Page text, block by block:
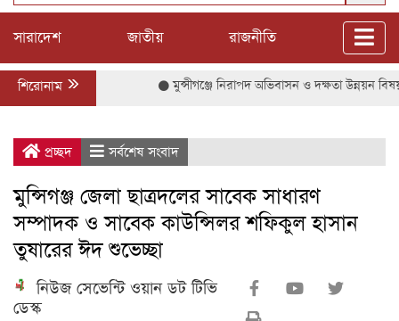
সারাদেশ জাতীয় রাজনীতি
শিরোনাম মুন্সীগঞ্জে নিরাপদ অভিবাসন ও দক্ষতা উন্নয়ন বিষয়ক
প্রচ্ছদ সর্বশেষ সংবাদ
মুন্সিগঞ্জ জেলা ছাত্রদলের সাবেক সাধারণ
সম্পাদক ও সাবেক কাউন্সিলর শফিকুল হাসান
তুষারের ঈদ শুভেচ্ছা
নিউজ সেভেন্টি ওয়ান ডট টিভি
ডেস্ক